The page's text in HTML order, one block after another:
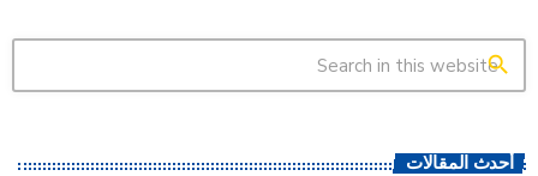
search
أحدث المقالات